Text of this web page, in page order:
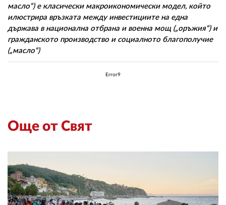
масло“) е класически макроикономически модел, който
илюстрира връзката между инвестициите на една
държава в национална отбрана и военна мощ („оръжия“) и
гражданското производство и социалното благополучие
(„масло“)
Error9
Още от Свят